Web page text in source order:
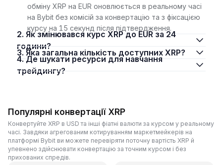
обміну XRP на EUR оновлюється в реальному часі
на Bybit без комісій за конвертацію та з фіксацією
курсу на 15 секунд після підтвердження.
2. Як змінювався курс XRP до EUR за 24
години?
3. Яка загальна кількість доступних XRP?
4. Де шукати ресурси для навчання
трейдингу?
Популярні конвертації XRP
Конвертуйте XRP в USD та інші фіатні валюти за курсом у реальному
часі. Завдяки агрегованим котируванням маркетмейкерів на
платформі Bybit ви можете перевіряти поточну вартість XRP й
упевнено здійснювати конвертацію за точним курсом і без
прихованих спредів.